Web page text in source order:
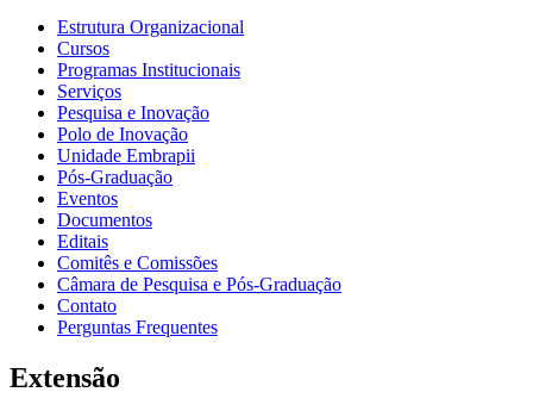
Estrutura Organizacional
Cursos
Programas Institucionais
Serviços
Pesquisa e Inovação
Polo de Inovação
Unidade Embrapii
Pós-Graduação
Eventos
Documentos
Editais
Comitês e Comissões
Câmara de Pesquisa e Pós-Graduação
Contato
Perguntas Frequentes
Extensão